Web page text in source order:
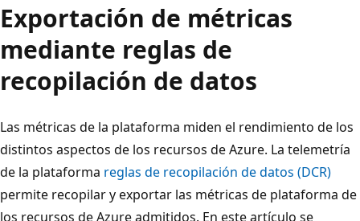
Exportación de métricas
mediante reglas de
recopilación de datos
Las métricas de la plataforma miden el rendimiento de los
distintos aspectos de los recursos de Azure. La telemetría
de la plataforma reglas de recopilación de datos (DCR)
permite recopilar y exportar las métricas de plataforma de
los recursos de Azure admitidos. En este artículo se